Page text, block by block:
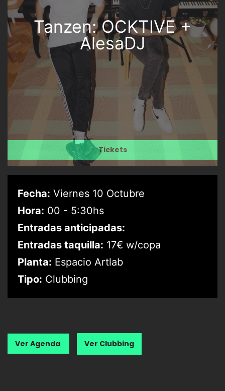
Tanzen: OCKTIVE +
AlesaDJ
Tickets
Fecha: Viernes 10 Octubre
Hora: 00 - 5:30hs
Entradas anticipadas:
Entradas taquilla: 17€ w/copa
Planta: Espacio Artlab
Tipo: Clubbing
Ver Agenda Ver Clubbing